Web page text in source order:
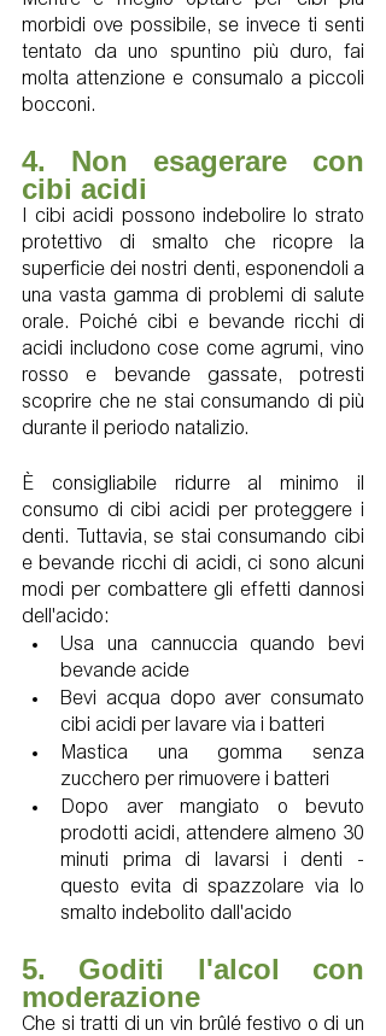
morbidi ove possibile, se invece ti senti
tentato da uno spuntino più duro, fai
molta attenzione e consumalo a piccoli
bocconi.
4. Non esagerare con
cibi acidi
I cibi acidi possono indebolire lo strato
protettivo di smalto che ricopre la
superficie dei nostri denti, esponendoli a
una vasta gamma di problemi di salute
orale. Poiché cibi e bevande ricchi di
acidi includono cose come agrumi, vino
rosso e bevande gassate, potresti
scoprire che ne stai consumando di più
durante il periodo natalizio.
È consigliabile ridurre al minimo il
consumo di cibi acidi per proteggere i
denti. Tuttavia, se stai consumando cibi
e bevande ricchi di acidi, ci sono alcuni
modi per combattere gli effetti dannosi
dell'acido:
Usa una cannuccia quando bevi
bevande acide
Bevi acqua dopo aver consumato
cibi acidi per lavare via i batteri
Mastica una gomma senza
zucchero per rimuovere i batteri
Dopo aver mangiato o bevuto
prodotti acidi, attendere almeno 30
minuti prima di lavarsi i denti -
questo evita di spazzolare via lo
smalto indebolito dall'acido
5. Goditi l'alcol con
moderazione
Che si tratti di un vin brûlé festivo o di un